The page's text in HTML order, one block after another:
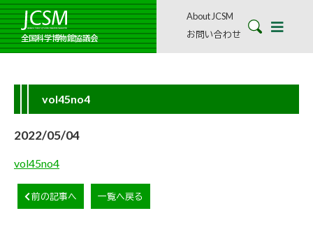
全国科学博物館協議会
About JCSM
お問い合わせ
vol45no4
2022/05/04
vol45no4
前の記事へ 一覧へ戻る